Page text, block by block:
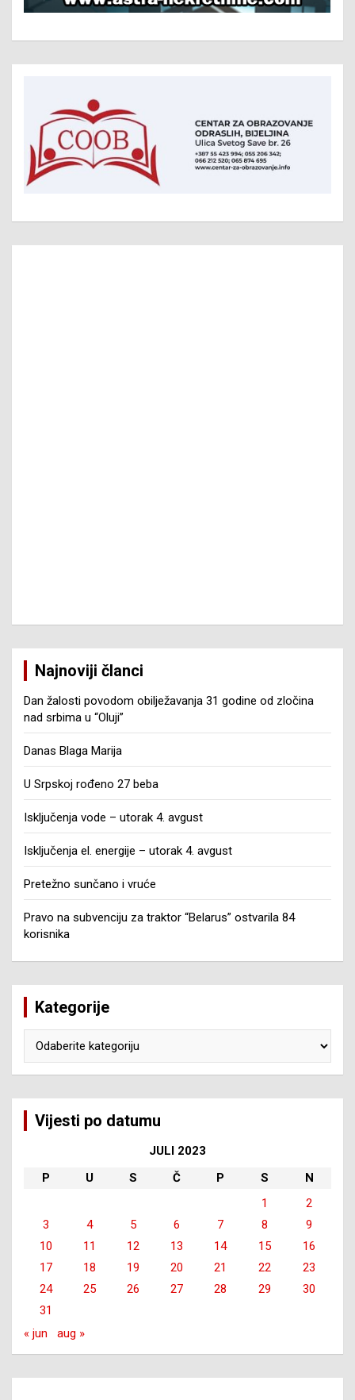
Najnoviji članci
Dan žalosti povodom obilježavanja 31 godine od zločina
nad srbima u “Oluji”
Danas Blaga Marija
U Srpskoj rođeno 27 beba
Isključenja vode – utorak 4. avgust
Isključenja el. energije – utorak 4. avgust
Pretežno sunčano i vruće
Pravo na subvenciju za traktor “Belarus” ostvarila 84
korisnika
Kategorije
Vijesti po datumu
JULI 2023
P
U S Č P S
N
1
2
3
4 5 6 7 8
9
10
11 12 13 14 15
16
17
18 19 20 21 22
23
24
25 26 27 28 29
30
31
« jun
aug »